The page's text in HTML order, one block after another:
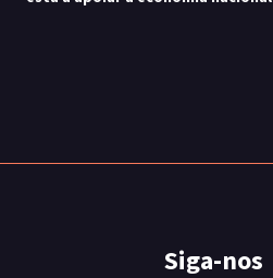
Siga-nos